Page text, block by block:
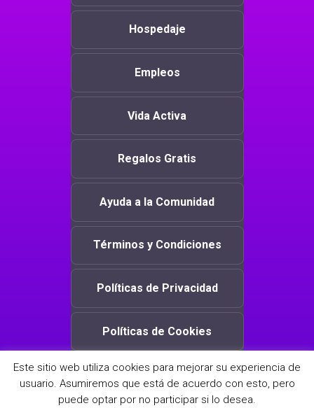
Copyright © 2019 Adiós Fronteras. Todos los derechos
reservados.
Hospedaje
Empleos
Vida Activa
Regalos Gratis
Ayuda a la Comunidad
Términos y Condiciones
Políticas de Privacidad
Políticas de Cookies
Este sitio web utiliza cookies para mejorar su experiencia de
usuario. Asumiremos que está de acuerdo con esto, pero
puede optar por no participar si lo desea.